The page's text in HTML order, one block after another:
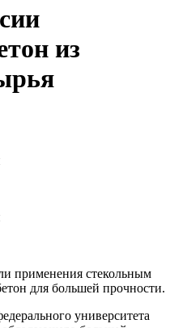
из
применения стекольным
для большей прочности.
университета